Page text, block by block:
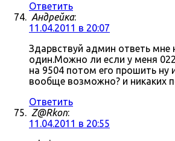
Ответить
Андрейка:
11.04.2011 в 20:07
Здарвствуй админ ответь мне
один.Можно ли если у меня
на 9504 потом его прошить ну
вообще возможно? и никаких
Ответить
Z@Rkon:
11.04.2011 в 20:55